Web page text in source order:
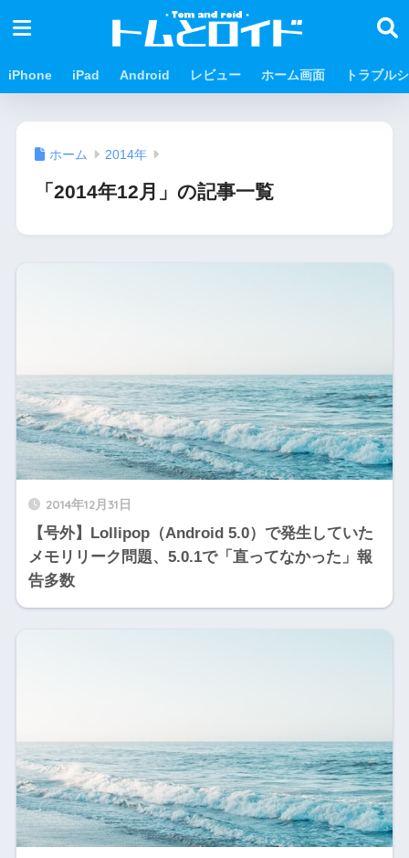
iPhone iPad Android レビュー ホーム画面 トラブル
ホーム 2014年
「2014年12月」の記事一覧
2014年12月31日
【号外】Lollipop（Android 5.0）で発生していた
メモリリーク問題、5.0.1で「直ってなかった」報
告多数